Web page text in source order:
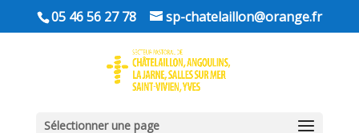
05 46 56 27 78 sp-chatelaillon@orange.fr
Sélectionner une page